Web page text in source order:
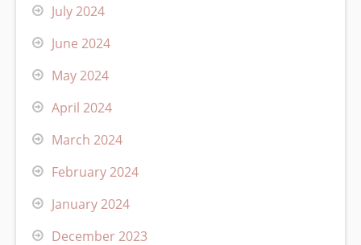
July 2024
June 2024
May 2024
April 2024
March 2024
February 2024
January 2024
December 2023